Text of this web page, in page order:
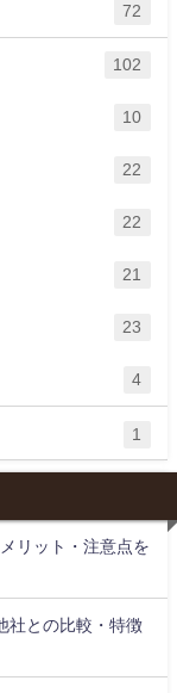
72
102
10
22
22
21
23
4
1
リット・注意点を
社との比較・特徴